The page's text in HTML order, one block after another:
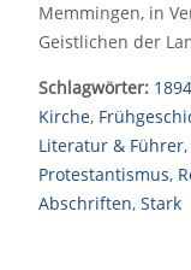
Memmingen, in
Geistlichen der
Schlagwörter: 1894
Kirche,
Literatur & Führer,
Protestantismus,
Abschriften, Stark